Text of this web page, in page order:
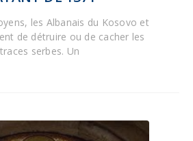
les Albanais du Kosovo et
de détruire ou de cacher les
traces serbes. Un